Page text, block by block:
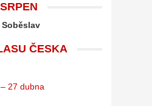
Soběslav
ČESKA
27 dubna